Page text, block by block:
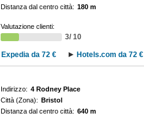
Distanza dal centro città: 180 m
Valutazione clienti:
3/ 10
Expedia da 72 € Hotels.com da 72 €
Indirizzo: 4 Rodney Place
Città (Zona): Bristol
Distanza dal centro città: 640 m